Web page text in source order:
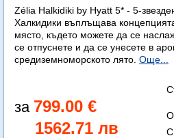
Zélia Halkidiki by Hyatt 5* - 5-
Халкидики въплъщава
място, където можете да се
се отпуснете и да се унесете в
средиземноморското лято. Още...
799.00 €
1562.71 лв